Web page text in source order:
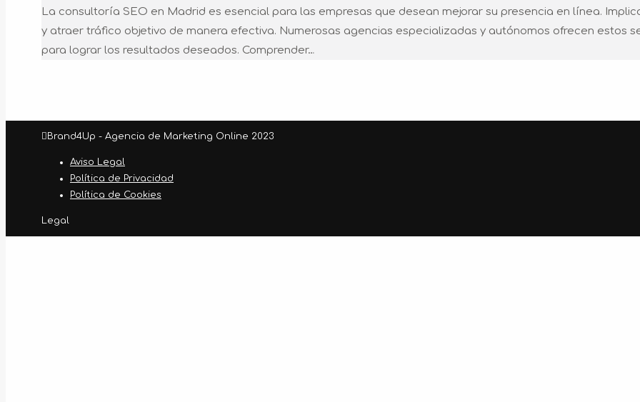
La consultoría SEO en Madrid es esencial para las empresas que desean mejorar su presencia en línea.
y atraer tráfico objetivo de manera efectiva. Numerosas agencias especializadas y autónomos ofrecen estos
para lograr los resultados deseados. Comprender…
Brand4Up - Agencia de Marketing Online 2023
Aviso Legal
Política de Privacidad
Política de Cookies
Legal